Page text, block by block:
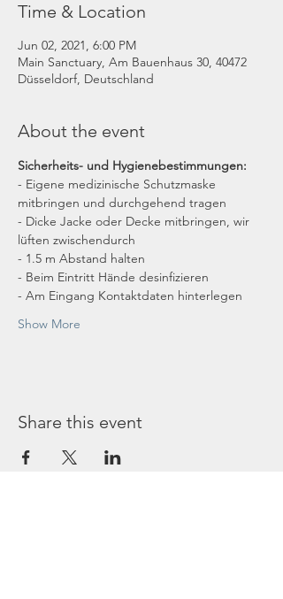
Time & Location
Jun 02, 2021, 6:00 PM
Main Sanctuary, Am Bauenhaus 30, 40472
Düsseldorf, Deutschland
About the event
Sicherheits- und Hygienebestimmungen:
- Eigene medizinische Schutzmaske
mitbringen und durchgehend tragen
- Dicke Jacke oder Decke mitbringen, wir
lüften zwischendurch
- 1.5 m Abstand halten
- Beim Eintritt Hände desinfizieren
- Am Eingang Kontaktdaten hinterlegen
Show More
Share this event